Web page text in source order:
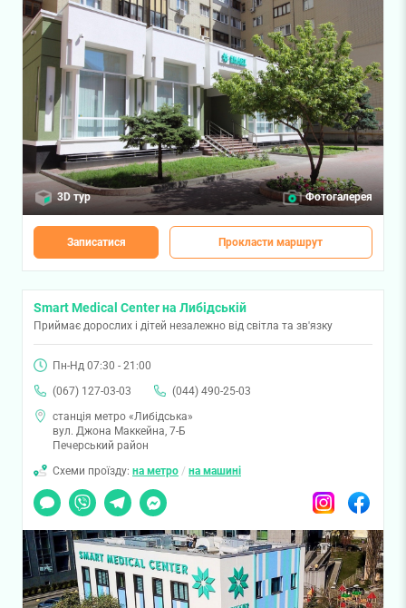
3D тур Фотогалерея
Записатися Прокласти маршрут
Smart Medical Center на Либідській
Приймає дорослих і дітей незалежно від світла та зв'язку
Пн-Нд 07:30 - 21:00
(067) 127-03-03
(044) 490-25-03
станція метро «Либідська»
вул. Джона Маккейна, 7-Б
Печерський район
Схеми проїзду: на метро / на машині
Чат
Viber TelegramMessenger InstagramFacebook